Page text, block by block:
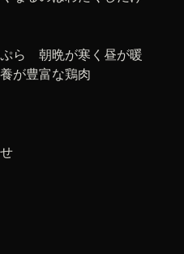
ら 朝晩が寒く昼が暖
が豊富な鶏肉